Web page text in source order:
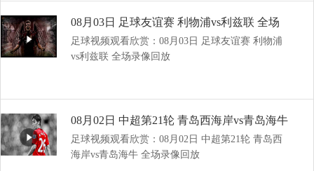
08月03日 足球友谊赛 利物浦vs利兹联 全场
录像回放
足球视频观看欣赏：08月03日 足球友谊赛 利物浦
vs利兹联 全场录像回放
08月02日 中超第21轮 青岛西海岸vs青岛海牛
全场录像回放
足球视频观看欣赏：08月02日 中超第21轮 青岛西
海岸vs青岛海牛 全场录像回放